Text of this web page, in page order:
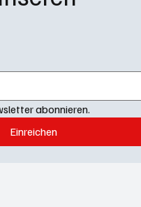
abonnieren.
Einreichen